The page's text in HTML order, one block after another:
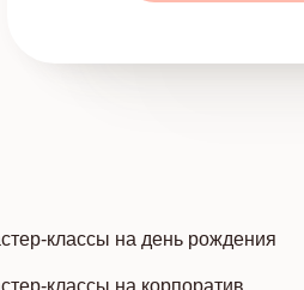
классы на день рождения
классы на корпоратив